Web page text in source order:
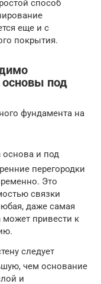
способ
еще и с
покрытия.
основы под
фундамента на
основа и под
перегородки
Это
связки
даже самая
может привести к
следует
чем основание
и